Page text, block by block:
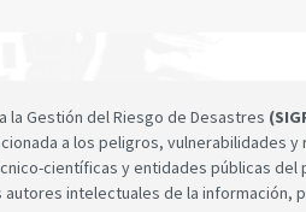
la Gestión del Riesgo de Desastres
a los peligros, vulnerabilidades
científicas y entidades públicas
intelectuales de la información,